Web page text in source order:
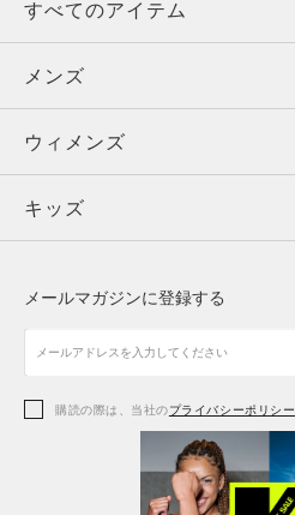
すべてのアイテム
メンズ
ウィメンズ
キッズ
アクセサリー
メンズ
トップス
ボトムス
アクセサリー
ウィメンズ
トップス
シューズ
アクセサリー
キッズ
シューズ
メールマガジンに登録する
購読の際は、当社のプライバシーポリシー